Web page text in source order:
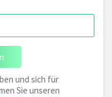
und sich für
Sie unseren